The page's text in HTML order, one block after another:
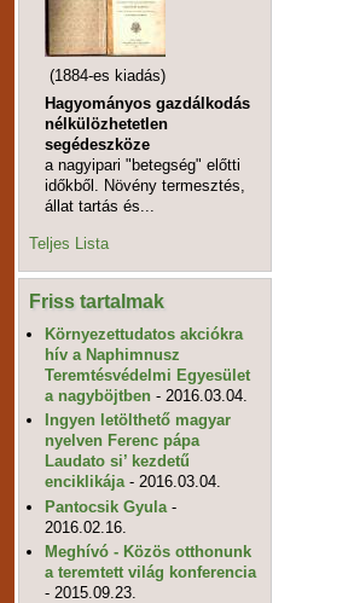
(1884-es kiadás)
Hagyományos gazdálkodás
nélkülözhetetlen
segédeszköze
a nagyipari "betegség" előtti
időkből. Növény termesztés,
állat tartás és...
Teljes Lista
Friss tartalmak
Környezettudatos akciókra
hív a Naphimnusz
Teremtésvédelmi Egyesület
a nagyböjtben - 2016.03.04.
Ingyen letölthető magyar
nyelven Ferenc pápa
Laudato si’ kezdetű
enciklikája - 2016.03.04.
Pantocsik Gyula -
2016.02.16.
Meghívó - Közös otthonunk
a teremtett világ konferencia
- 2015.09.23.